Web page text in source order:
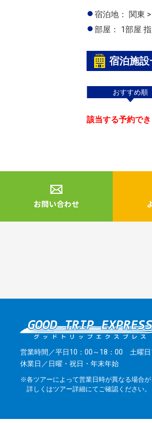
宿泊地： 関東
部屋：
1部屋
宿泊施設
おすすめ順
該当する予約で
お問い合わせ
営業時間／平日10：00～18：00 土曜日
休業日／日曜・祝日・年末年始
※各ツアーによって営業日時が異なる場合が
詳しくはツアー詳細にてご確認ください。